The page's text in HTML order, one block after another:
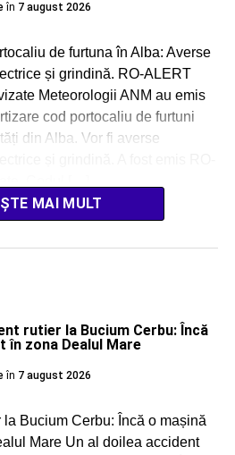
în 7 august 2026
de furtuna în Alba: Averse
și grindină. RO-ALERT
Meteorologii ANM au emis
cod portocaliu de furtuni
din Alba. Vor fi averse
MAI MULT
rutier la Bucium Cerbu: Încă
în zona Dealul Mare
în 7 august 2026
Bucium Cerbu: Încă o mașină
Mare Un al doilea accident